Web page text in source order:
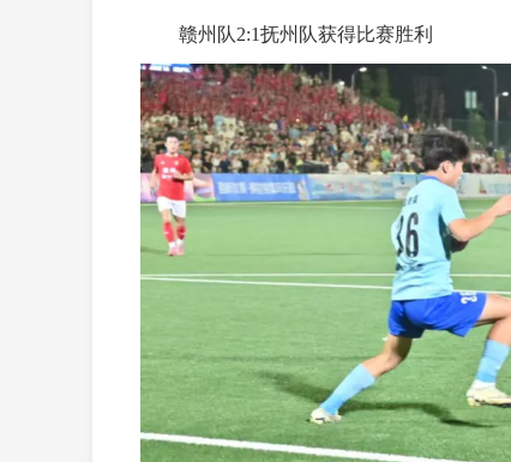
赣州队2:1抚州队获得比赛胜利